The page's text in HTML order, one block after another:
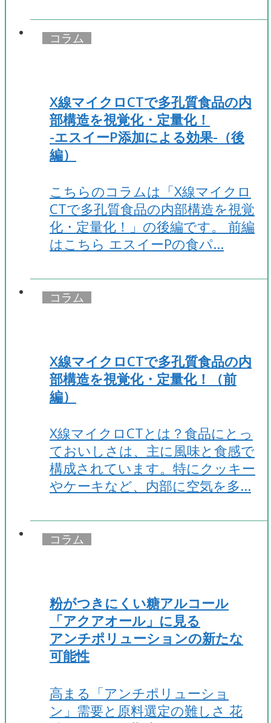
コラム
X線マイクロCTで多孔質食品の内
部構造を視覚化・定量化！
-エスイーP添加による効果-（後
編）
こちらのコラムは「X線マイクロ
CTで多孔質食品の内部構造を視覚
化・定量化！」の後編です。 前編
はこちら エスイーPの食パ…
コラム
X線マイクロCTで多孔質食品の内
部構造を視覚化・定量化！（前
編）
X線マイクロCTとは？食品にとっ
ておいしさは、主に風味と食感で
構成されています。特にクッキー
やケーキなど、内部に空気を多…
コラム
粉がつきにくい糖アルコール
「アクアオール」に見る
アンチポリューションの新たな
可能性
高まる「アンチポリューショ
ン」需要と原料選定の難しさ 花